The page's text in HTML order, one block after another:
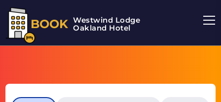
BOOK Westwind Lodge
Oakland Hotel